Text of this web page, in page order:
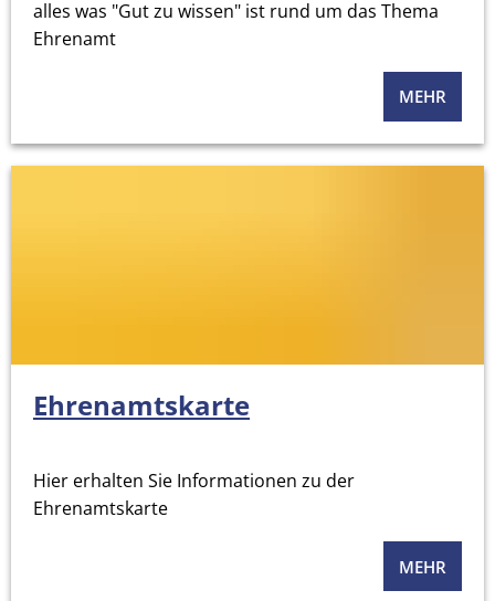
alles was "Gut zu wissen" ist rund um das Thema
Ehrenamt
MEHR
Ehrenamtskarte
Hier erhalten Sie Informationen zu der
Ehrenamtskarte
MEHR